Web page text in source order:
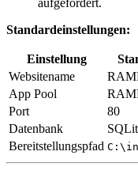
aufgefordert.
Standardeinstellungen:
Einstellung
Websitename
App Pool
Port
80
Datenbank
Bereitstellungspfad